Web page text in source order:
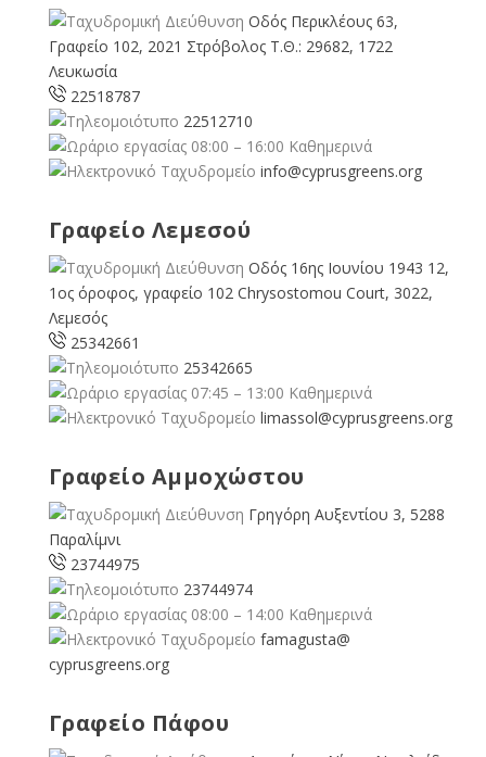
Οδός Περικλέους 63,
Γραφείο 102, 2021 Στρόβολος Τ.Θ.: 29682, 1722
Λευκωσία
22518787
22512710
08:00 – 16:00 Καθημερινά
info@cyprusgreens.org
Γραφείο Λεμεσού
Οδός 16ης Ιουνίου 1943 12,
1ος όροφος, γραφείο 102 Chrysostomou Court, 3022,
Λεμεσός
25342661
25342665
07:45 – 13:00 Καθημερινά
limassol@cyprusgreens.org
Γραφείο Αμμοχώστου
Γρηγόρη Αυξεντίου 3, 5288
Παραλίμνι
23744975
23744974
08:00 – 14:00 Καθημερινά
famagusta@
cyprusgreens.org
Γραφείο Πάφου